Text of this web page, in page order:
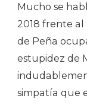
Mucho se
2018 frente al
de Peña
estupidez de
simpatía que